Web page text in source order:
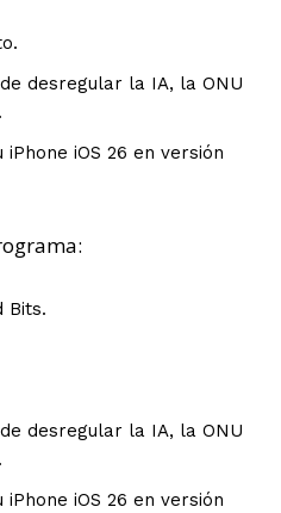
desregular la IA, la ONU
iOS 26 en versión
Bits.
desregular la IA, la ONU
iOS 26 en versión